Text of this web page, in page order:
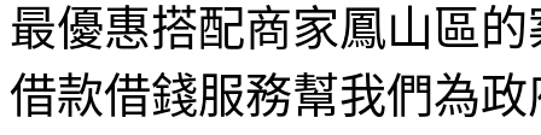
最優惠搭配商家鳳山區的
借款借錢服務幫我們為